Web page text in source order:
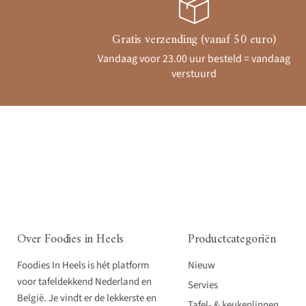
Gratis verzending (vanaf 50 euro)
Vandaag voor 23.00 uur besteld = vandaag
verstuurd
Over Foodies in Heels
Foodies In Heels is hét platform
voor tafeldekkend Nederland en
België. Je vindt er de lekkerste en
Productcategoriën
Nieuw
Servies